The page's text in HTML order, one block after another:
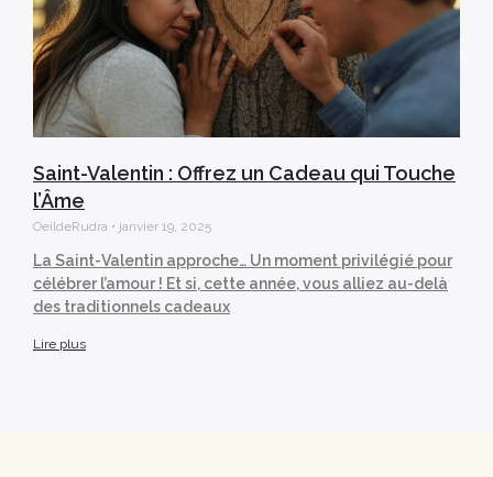
Saint-Valentin : Offrez un Cadeau qui Touche
l’Âme
OeildeRudra janvier 19, 2025
La Saint-Valentin approche… Un moment privilégié pour
célébrer l’amour ! Et si, cette année, vous alliez au-delà
des traditionnels cadeaux
Lire plus